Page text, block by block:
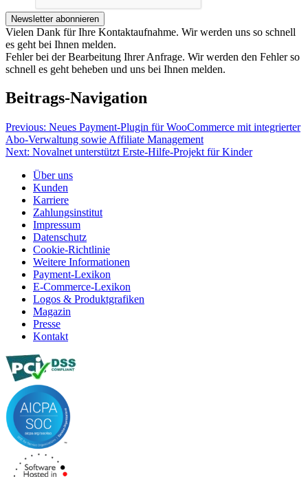
Newsletter abonnieren
Vielen Dank für Ihre Kontaktaufnahme. Wir werden uns so schnell
es geht bei Ihnen melden.
Fehler bei der Bearbeitung Ihrer Anfrage. Wir werden den Fehler so
schnell es geht beheben und uns bei Ihnen melden.
Beitrags-Navigation
Previous: Neues Payment-Plugin für WooCommerce mit integrierter
Abo-Verwaltung sowie Affiliate Management
Next: Novalnet unterstützt Erste-Hilfe-Projekt für Kinder
Über uns
Kunden
Karriere
Zahlungsinstitut
Impressum
Datenschutz
Cookie-Richtlinie
Weitere Informationen
Payment-Lexikon
E-Commerce-Lexikon
Logos & Produktgrafiken
Magazin
Presse
Kontakt